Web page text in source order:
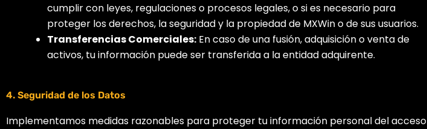
cumplir con leyes, regulaciones o procesos legales, o si es necesario para
proteger los derechos, la seguridad y la propiedad de MXWin o de sus usuarios.
Transferencias Comerciales: En caso de una fusión, adquisición o venta de
activos, tu información puede ser transferida a la entidad adquirente.
4. Seguridad de los Datos
Implementamos medidas razonables para proteger tu información personal del acceso